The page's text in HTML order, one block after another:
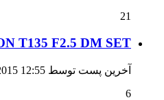
21
T135 F2.5 DM SET
آخرین پست توسط 12:55
6